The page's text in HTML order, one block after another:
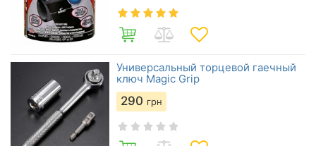
Универсальный торцевой гаечный
ключ Magic Grip
290 грн